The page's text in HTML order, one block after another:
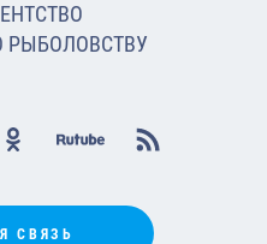
РЫБОЛОВСТВУ
СВЯЗЬ